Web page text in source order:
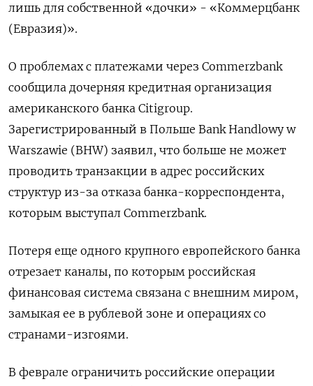
лишь для собственной «дочки» - «Коммерцбанк
(Евразия)».
О проблемах с платежами через Commerzbank
сообщила дочерняя кредитная организация
американского банка Citigroup.
Зарегистрированный в Польше Bank Handlowy w
Warszawie (BHW) заявил, что больше не может
проводить транзакции в адрес российских
структур из-за отказа банка-корреспондента,
которым выступал Commerzbank.
Потеря еще одного крупного европейского банка
отрезает каналы, по которым российская
финансовая система связана с внешним миром,
замыкая ее в рублевой зоне и операциях со
странами-изгоями.
В феврале ограничить российские операции